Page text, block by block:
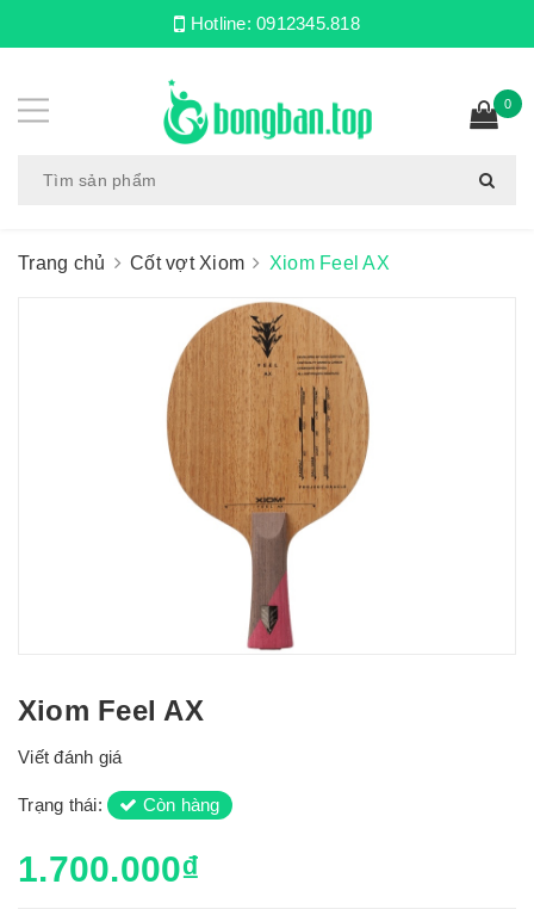
Hotline: 0912345.818
0
Trang chủ Cốt vợt Xiom Xiom Feel AX
Xiom Feel AX
Viết đánh giá
Trạng thái: Còn hàng
1.700.000₫